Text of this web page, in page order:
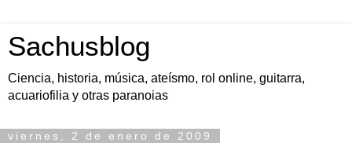
Sachusblog
Ciencia, historia, música, ateísmo, rol online, guitarra,
acuariofilia y otras paranoias
viernes, 2 de enero de 2009